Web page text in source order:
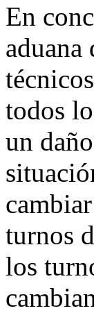
En
aduana
todos
un
turnos
los